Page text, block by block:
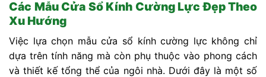
Các Mẫu Cửa Sổ Kính Cường Lực Đẹp Theo
Xu Hướng
Việc lựa chọn mẫu cửa sổ kính cường lực không chỉ
dựa trên tính năng mà còn phụ thuộc vào phong cách
và thiết kế tổng thể của ngôi nhà. Dưới đây là một số